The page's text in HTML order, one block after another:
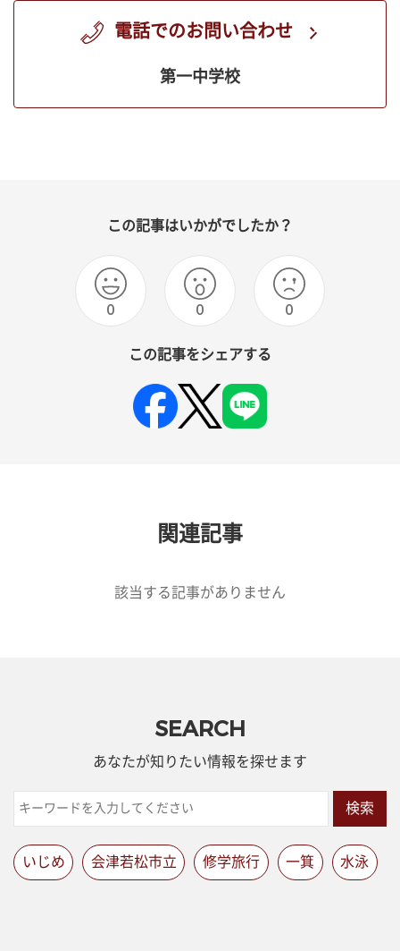
電話でのお問い合わせ
第一中学校
この記事はいかがでしたか？
0 0 0
この記事をシェアする
関連記事
該当する記事がありません
SEARCH
あなたが知りたい情報を探せます
検索
いじめ 会津若松市立 修学旅行 一箕 水泳